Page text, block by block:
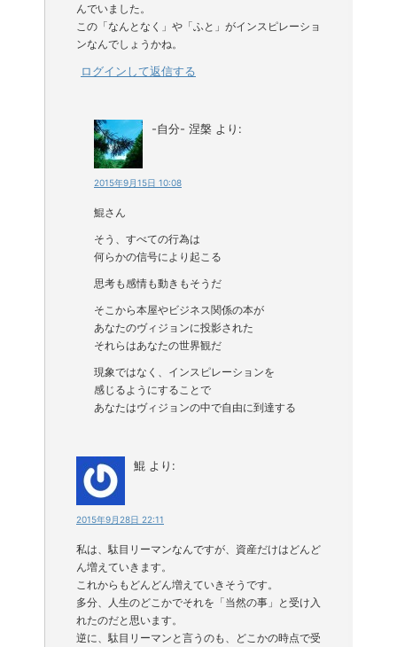
んでいました。
この「なんとなく」や「ふと」がインスピレーショ
ンなんでしょうかね。
ログインして返信する
-自分- 涅槃 より:
2015年9月15日 10:08
鯤さん
そう、すべての行為は
何らかの信号により起こる
思考も感情も動きもそうだ
そこから本屋やビジネス関係の本が
あなたのヴィジョンに投影された
それらはあなたの世界観だ
現象ではなく、インスピレーションを
感じるようにすることで
あなたはヴィジョンの中で自由に到達する
鯤 より:
2015年9月28日 22:11
私は、駄目リーマンなんですが、資産だけはどんど
ん増えていきます。
これからもどんどん増えていきそうです。
多分、人生のどこかでそれを「当然の事」と受け入
れたのだと思います。
逆に、駄目リーマンと言うのも、どこかの時点で受